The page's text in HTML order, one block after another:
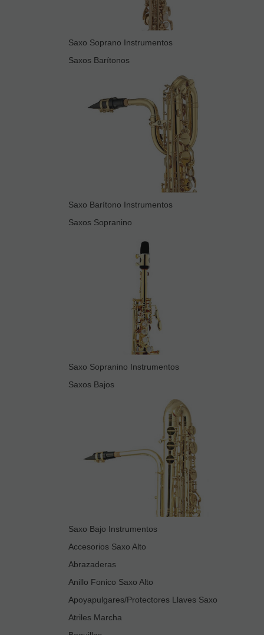
Saxo Soprano Instrumentos
Saxos Barítonos
Saxo Barítono Instrumentos
Saxos Sopranino
Saxo Sopranino Instrumentos
Saxos Bajos
Saxo Bajo Instrumentos
Accesorios Saxo Alto
Abrazaderas
Anillo Fonico Saxo Alto
Apoyapulgares/Protectores Llaves Saxo
Atriles Marcha